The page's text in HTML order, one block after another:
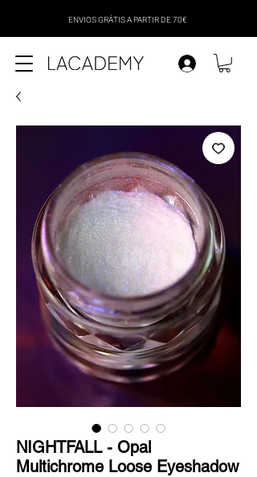
ENVIOS GRÁTIS A PARTIR DE 70€
NIGHTFALL - Opal
Multichrome Loose Eyeshadow